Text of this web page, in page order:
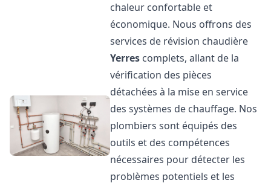
chaleur confortable et
économique. Nous offrons des
services de révision chaudière
Yerres complets, allant de la
vérification des pièces
détachées à la mise en service
des systèmes de chauffage. Nos
plombiers sont équipés des
outils et des compétences
nécessaires pour détecter les
problèmes potentiels et les